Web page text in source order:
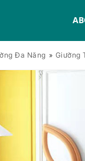
Đa Năng Giường